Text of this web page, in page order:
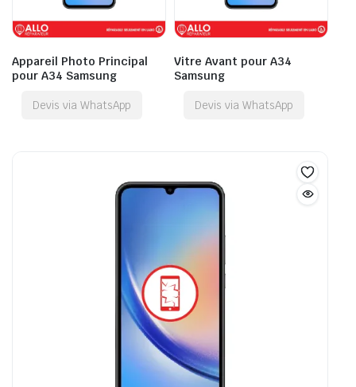
Appareil Photo Principal
pour A34 Samsung
Devis via WhatsApp
Vitre Avant pour A34
Samsung
Devis via WhatsApp